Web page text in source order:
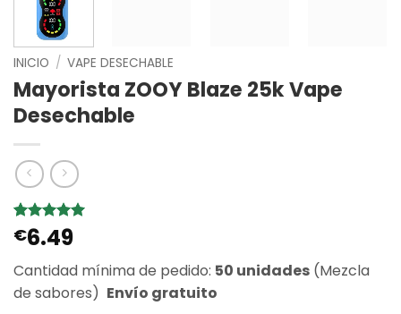
INICIO / VAPE DESECHABLE
Mayorista ZOOY Blaze 25k Vape
Desechable
Valorado
con5de 5
1
valoración
de un
cliente
€6.49
Cantidad mínima de pedido: 50 unidades (Mezcla
de sabores) Envío gratuito